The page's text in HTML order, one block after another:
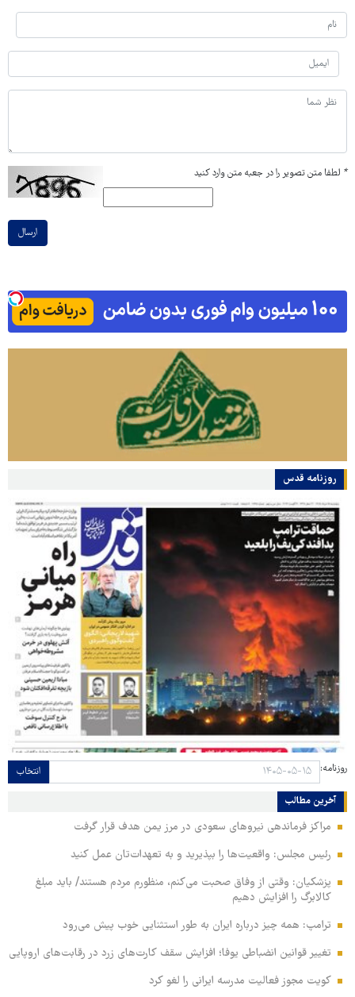
* لطفا متن تصویر را در جعبه متن وارد کنید
ارسال
روزنامه قدس
روزنامه: انتخاب
آخرین مطالب
مراکز فرماندهی نیروهای سعودی در مرز یمن هدف قرار گرفت
رئیس مجلس: واقعیت‌ها را بپذیرید و به تعهدات‌تان عمل کنید
پزشکیان: وقتی از وفاق صحبت می‌کنم، منظورم مردم هستند/ باید مبلغ
کالابرگ را افزایش دهیم
ترامپ: همه چیز درباره ایران به طور استثنایی خوب پیش می‌رود
تغییر قوانین انضباطی یوفا؛ افزایش سقف کارت‌های زرد در رقابت‌های اروپایی
کویت مجوز فعالیت مدرسه ایرانی را لغو کرد